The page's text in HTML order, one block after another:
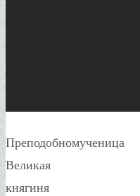
Преподобномученица
Великая
княгиня